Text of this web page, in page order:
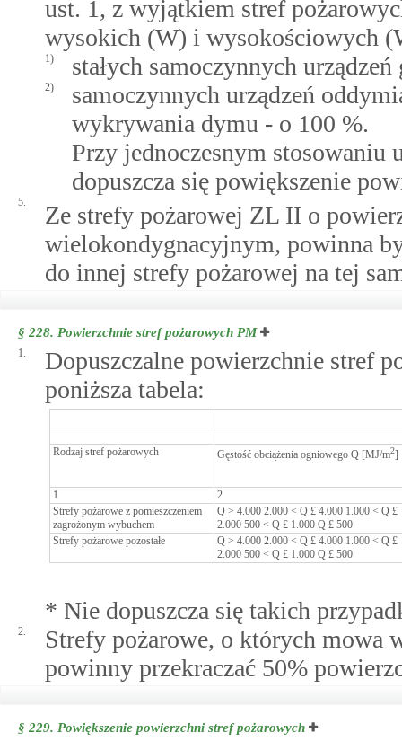
ust. 1, z wyjątkiem stref
wysokich (W) i wysokościowych
1) stałych samoczynnych
2)
samoczynnych urządzeń
wykrywania dymu - o 100 %.
Przy jednoczesnym
dopuszcza się powiększenie
5.
Ze strefy pożarowej ZL II o
wielokondygnacyjnym, powinna
do innej strefy pożarowej na tej
§ 228. Powierzchnie stref pożarowych PM
1.
Dopuszczalne powierzchnie stref
poniższa tabela:
Rodzaj stref pożarowych Gęstość obciążenia ogniowego Q [MJ/m2]
1
2
Strefy pożarowe z pomieszczeniem
zagrożonym wybuchem
Q > 4.000 2.000 < Q £ 4.000 1.000 < Q £
2.000 500 < Q £ 1.000 Q £ 500
Strefy pożarowe pozostałe
Q > 4.000 2.000 < Q £ 4.000 1.000 < Q £
2.000 500 < Q £ 1.000 Q £ 500
* Nie dopuszcza się takich
2.
Strefy pożarowe, o których mowa
powinny przekraczać 50%
§ 229. Powiększenie powierzchni stref pożarowych